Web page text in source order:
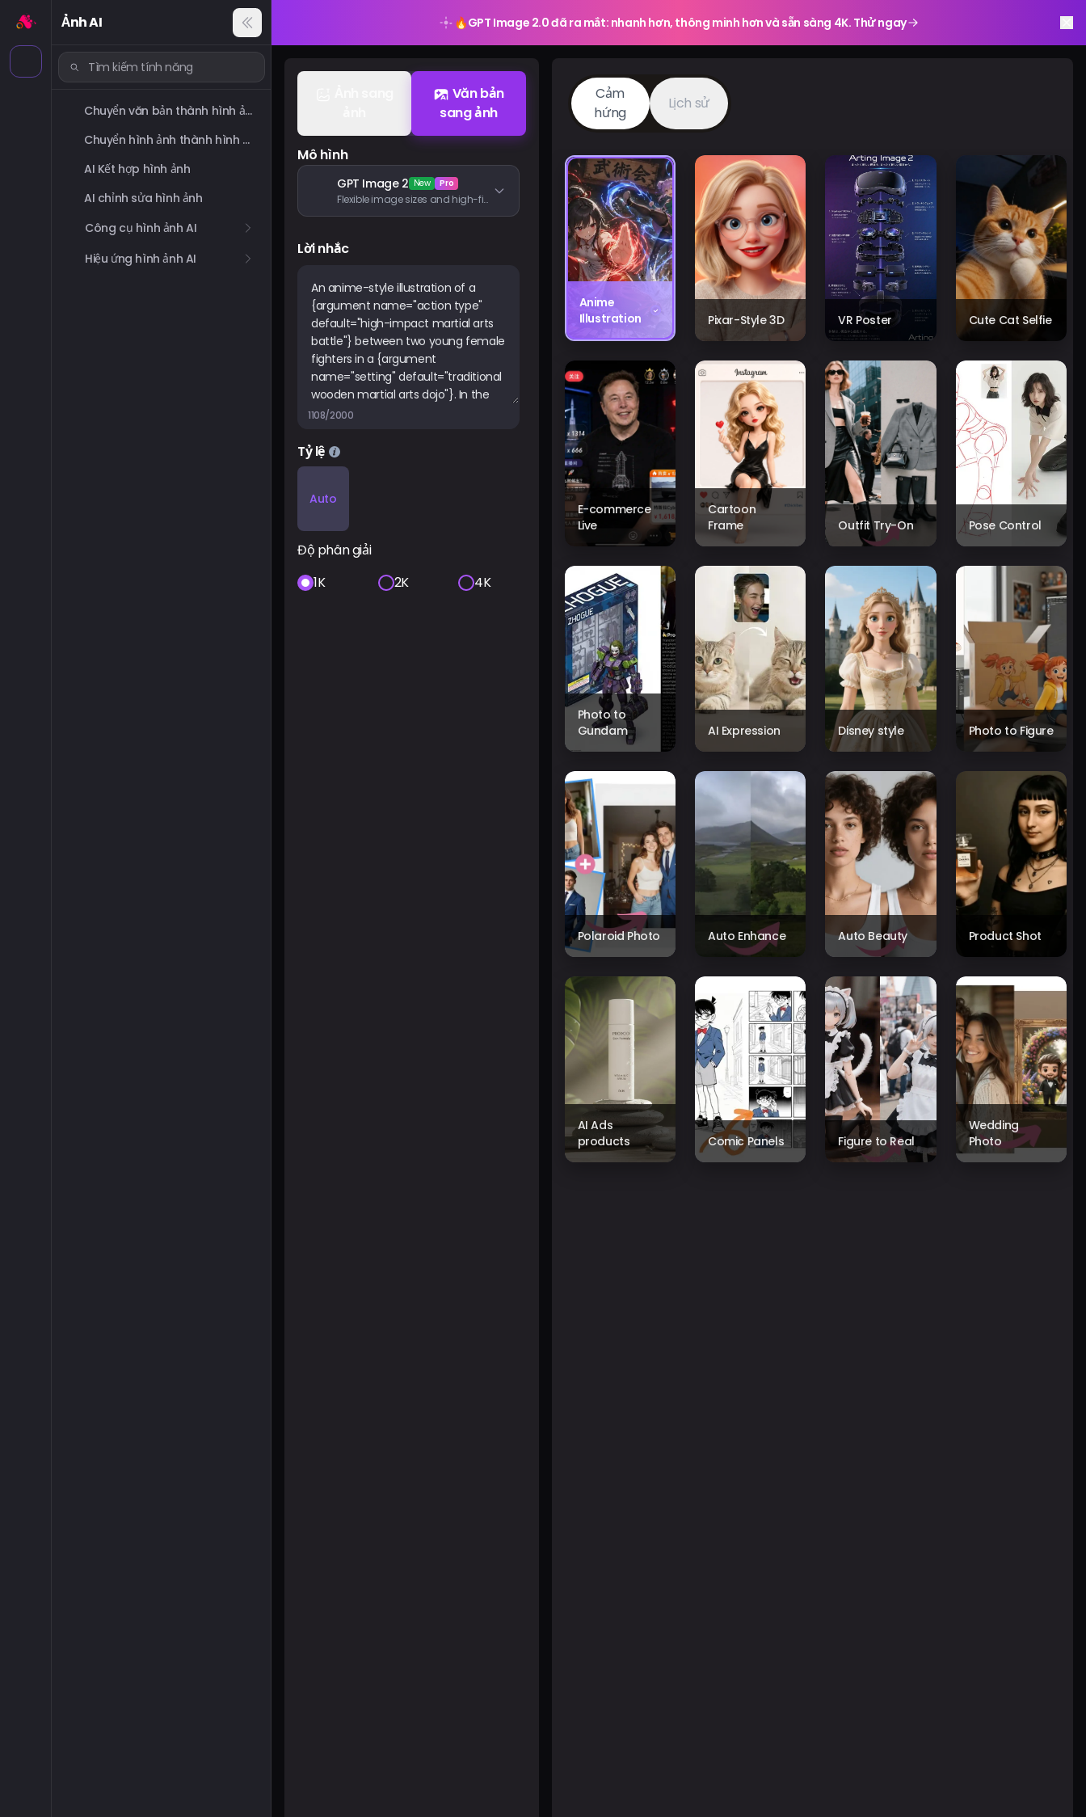
Ảnh AI
Chuyển văn bản thành hình ảnh
Chuyển hình ảnh thành hình ảnh
AI Kết hợp hình ảnh
AI chỉnh sửa hình ảnh
Công cụ hình ảnh AI
Hiệu ứng hình ảnh AI
🔥GPT Image 2.0 đã ra mắt: nhanh hơn, thông minh hơn và sẵn sàng 4K. Thử ngay
Văn bản
sang ảnh
Mô hình
GPT Image 2 New Pro
Flexible image sizes and high-fidelity image inputs
Lời nhắc
1108/2000
Tỷ lệ
Auto
Độ phân giải
1K
2K 4K
Cảm
hứng
Lịch sử
Anime
Illustration
Pixar-Style 3D VR Poster Cute Cat Selfie
E-commerce
Live
Cartoon
Frame
Outfit Try-On Pose Control
Photo to
Gundam
AI Expression Disney style Photo to Figure
Polaroid Photo Auto Enhance Auto Beauty Product Shot
AI Ads
products
Comic Panels Figure to Real
Wedding
Photo